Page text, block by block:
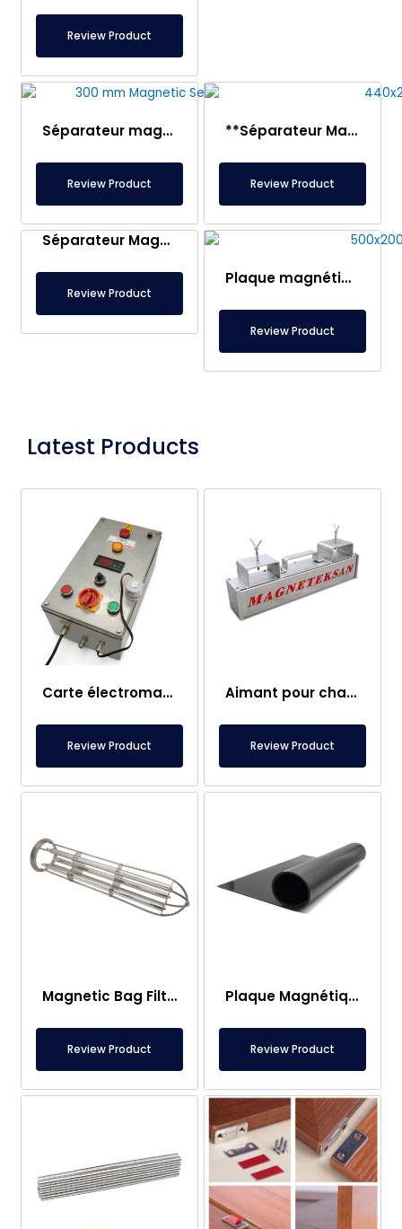
Review Product
Séparateur magnétique Ø300 mm – Double plaque magnétique – Adapté au coulage en bobine et à l’écoulement de matériaux plastiques
Review Product
**Séparateur Magnétique à Tiroir 440×260 mm avec Entrée et Sortie
Review Product
Séparateur Magnétique en Tiroir 250×250 mm avec Entrée/Sortie – Tout Inox – Contact Alimentaire – Certifié
Review Product
Plaque magnétique à tiroir – Entrée 500×200 mm, Sortie 630×200 mm – Entièrement en inox – Compatible contact alimentaire
Review Product
Latest Products
Carte électromagnétique
Review Product
Aimant pour chariot élévateur – Entièrement en inox – Distance effective de 10 cm – Libération facile avec poignée
Review Product
Magnetic Bag Filter Head
Review Product
Plaque Magnétique – Pour Sous Plancher – Conforme aux Normes Alimentaires
Review Product